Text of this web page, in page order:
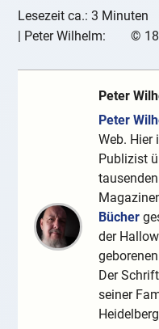
Lesezeit ca.: 3 Minuten
Peter Wilhelm: ©
Peter
Peter
Web. Hier
Publizist
Bücher
der
Der
seiner